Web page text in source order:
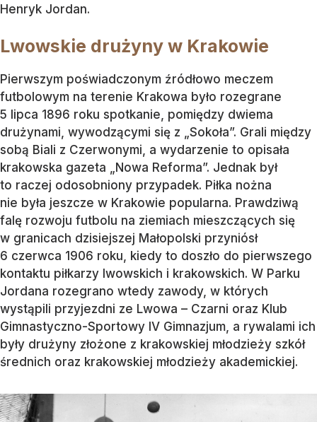
Henryk Jordan.
Lwowskie drużyny w Krakowie
Pierwszym poświadczonym źródłowo meczem
futbolowym na terenie Krakowa było rozegrane
5 lipca 1896 roku spotkanie, pomiędzy dwiema
drużynami, wywodzącymi się z „Sokoła”. Grali między
sobą Biali z Czerwonymi, a wydarzenie to opisała
krakowska gazeta „Nowa Reforma”. Jednak był
to raczej odosobniony przypadek. Piłka nożna
nie była jeszcze w Krakowie popularna. Prawdziwą
falę rozwoju futbolu na ziemiach mieszczących się
w granicach dzisiejszej Małopolski przyniósł
6 czerwca 1906 roku, kiedy to doszło do pierwszego
kontaktu piłkarzy lwowskich i krakowskich. W Parku
Jordana rozegrano wtedy zawody, w których
wystąpili przyjezdni ze Lwowa – Czarni oraz Klub
Gimnastyczno-Sportowy IV Gimnazjum, a rywalami ich
były drużyny złożone z krakowskiej młodzieży szkół
średnich oraz krakowskiej młodzieży akademickiej.